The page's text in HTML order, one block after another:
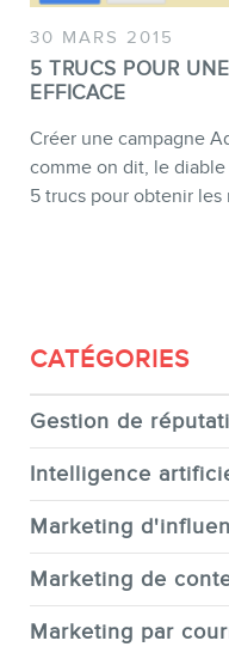
30 MARS 2015
5 TRUCS POUR
EFFICACE
Créer une campagne
comme on dit, le
5 trucs pour obtenir les
CATÉGORIES
Gestion de
Intelligence
Marketing
Marketing de
Marketing par